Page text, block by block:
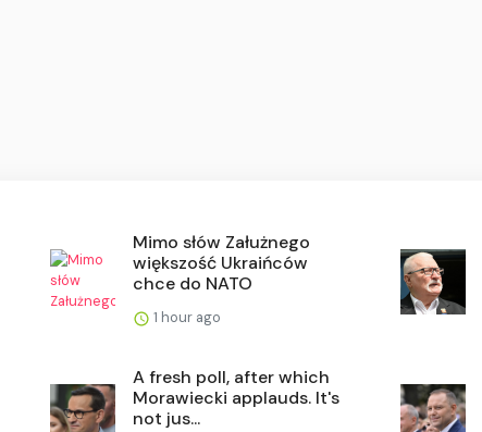
Mimo słów Załużnego
większość Ukraińców
chce do NATO
1 hour ago
A fresh poll, after which
Morawiecki applauds. It's
not jus...